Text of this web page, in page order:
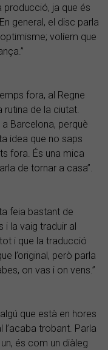
ja que és
general, el disc parla
volíem que
fora, al Regne
rutina de la ciutat.
Barcelona, perquè
idea que no saps
fora. És una mica
de tornar a casa”.
feia bastant de
i la vaig traduir al
i que la traducció
l’original, però parla
on vas i on vens.”
que està en hores
l’acaba trobant. Parla
és com un diàleg